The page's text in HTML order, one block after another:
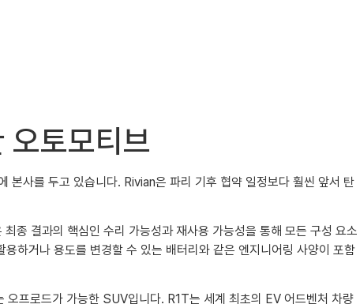
토모티브
사를 두고 있습니다. Rivian은 파리 기후 협약 일정보다 훨씬 앞서 탄
종 결과의 핵심인 수리 가능성과 재사용 가능성을 통해 모든 구성 요소
하거나 용도를 변경할 수 있는 배터리와 같은 엔지니어링 사양이 포함
프로드가 가능한 SUV입니다. R1T는 세계 최초의 EV 어드벤처 차량